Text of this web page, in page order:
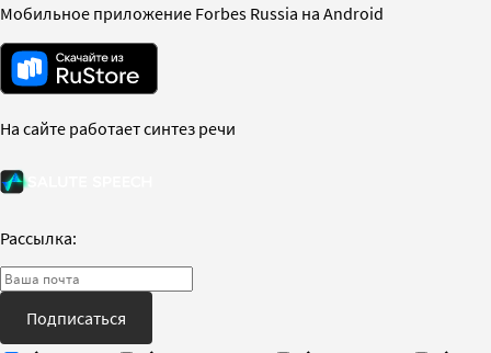
Мобильное приложение Forbes Russia на Android
На сайте работает синтез речи
Рассылка:
Подписаться